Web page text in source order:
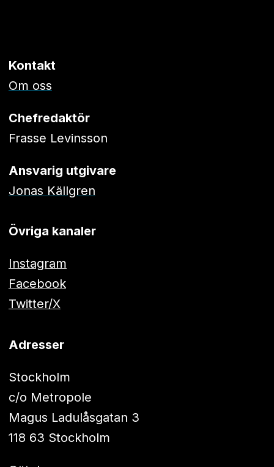
Kontakt
Om oss
Chefredaktör
Frasse Levinsson
Ansvarig utgivare
Jonas Källgren
Övriga kanaler
Instagram
Facebook
Twitter/X
Adresser
Stockholm
c/o Metropole
Magus Ladulåsgatan 3
118 63 Stockholm